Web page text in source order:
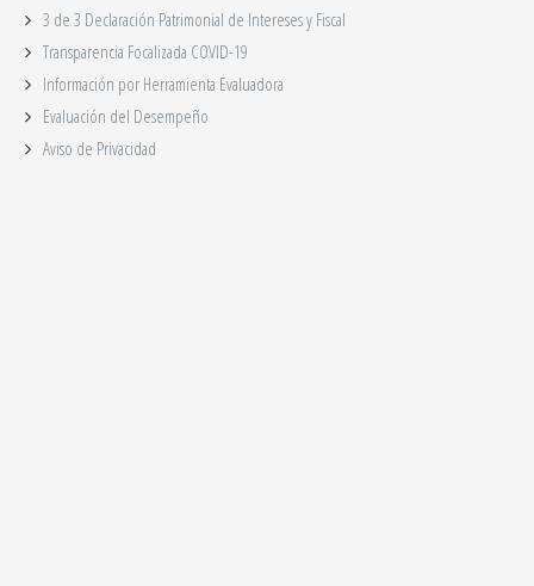
3 de 3 Declaración Patrimonial de Intereses y Fiscal
Transparencia Focalizada COVID-19
Información por Herramienta Evaluadora
Evaluación del Desempeño
Aviso de Privacidad